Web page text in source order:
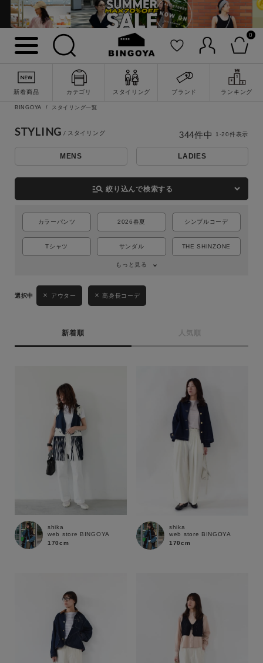
0
新着商品 カテゴリ スタイリング ブランド ランキング
詳細検索
BINGOYA スタイリング一覧
STYLING
MENS LADIES
manage_search 絞り込んで検索する
カラーパンツ 2026春夏 シンプルコーデ
Tシャツ サンダル THE SHINZONE
もっと見る
アウター 高身長コーデ
新着順 人気順
344件中 1-20件表示
shika
web store BINGOYA
170cm
shika
web store BINGOYA
170cm